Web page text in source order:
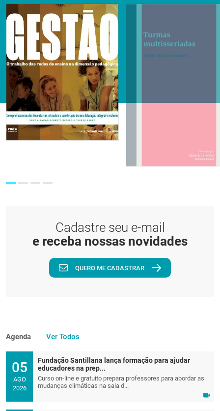
Cadastre seu e-mail
e receba nossas novidades
QUERO ME CADASTRAR
Agenda Ver Todos
05
AGO
2026
Fundação Santillana lança formação para ajudar
educadores na prep...
Curso on-line e gratuito prepara professores para abordar as
mudanças climáticas na sala d...